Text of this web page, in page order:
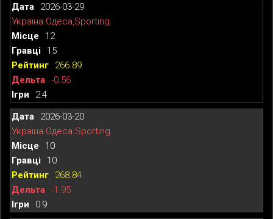
2026-03-29
Україна.Одеса,Sporting.
12
15
266.89
-0.56
2:4
2026-03-20
Україна.Одеса.Sporting.
10
10
268.84
-1.95
0:9